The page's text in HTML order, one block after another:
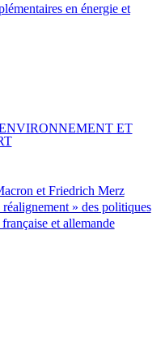
en énergie et
et Friedrich Merz
» des politiques
et allemande
ET